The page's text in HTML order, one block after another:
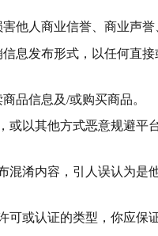
他人商业信誉、商业声誉
息发布形式，以任何直
品信息及/或购买商品。
或以其他方式恶意规避平
混淆内容，引人误认为是
可或认证的类型，你应保